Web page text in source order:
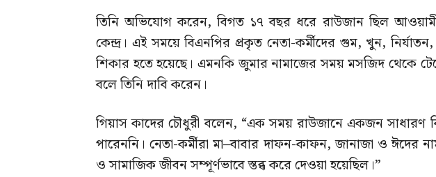
তিনি অভিযোগ করেন, বিগত ১৭ বছর ধরে রাউজান ছিল আওয়ামী
কেন্দ্র। এই সময়ে বিএনপির প্রকৃত নেতা-কর্মীদের গুম, খুন, নির্যাতন,
শিকার হতে হয়েছে। এমনকি জুমার নামাজের সময় মসজিদ থেকে
বলে তিনি দাবি করেন।
গিয়াস কাদের চৌধুরী বলেন, “এক সময় রাউজানে একজন সাধারণ
পারেননি। নেতা-কর্মীরা মা–বাবার দাফন-কাফন, জানাজা ও ঈদের
ও সামাজিক জীবন সম্পূর্ণভাবে স্তব্ধ করে দেওয়া হয়েছিল।”